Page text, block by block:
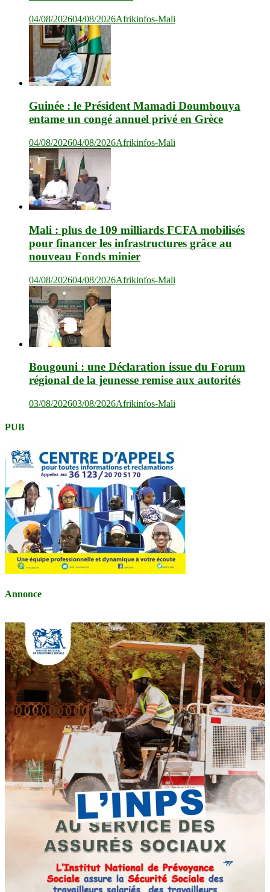
04/08/202604/08/2026Afrikinfos-Mali
Guinée : le Président Mamadi Doumbouya
entame un congé annuel privé en Grèce
04/08/202604/08/2026Afrikinfos-Mali
Mali : plus de 109 milliards FCFA mobilisés
pour financer les infrastructures grâce au
nouveau Fonds minier
04/08/202604/08/2026Afrikinfos-Mali
Bougouni : une Déclaration issue du Forum
régional de la jeunesse remise aux autorités
03/08/202603/08/2026Afrikinfos-Mali
PUB
Annonce